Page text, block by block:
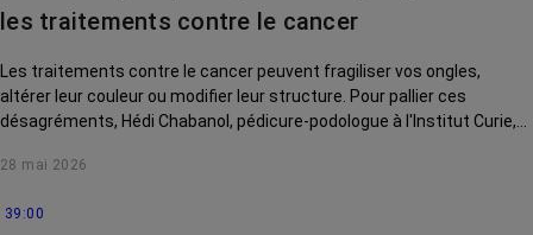
La vie autour
les traitements contre le cancer
Les traitements contre le cancer peuvent fragiliser vos ongles,
altérer leur couleur ou modifier leur structure. Pour pallier ces
désagréments, Hédi Chabanol, pédicure-podologue à l'Institut Curie,
28 mai 2026
39:00